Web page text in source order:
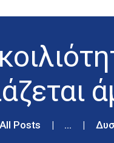
All Posts ...